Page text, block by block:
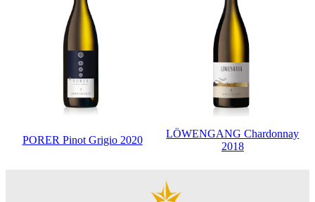
PORER Pinot Grigio 2020
LÖWENGANG Chardonnay
2018